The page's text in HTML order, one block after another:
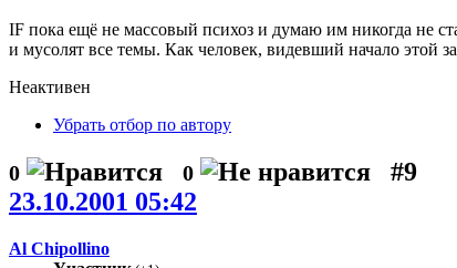
IF пока ещё не массовый психоз и думаю им никогда не
и мусолят все темы. Как человек, видевший начало этой
Неактивен
Убрать отбор по автору
0 0
#9
23.10.2001 05:42
Al Chipollino